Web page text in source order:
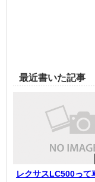
最近書いた記事
レクサスLC500って